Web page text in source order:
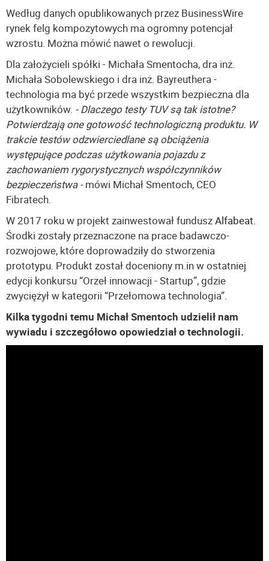
Według danych opublikowanych przez BusinessWire
rynek felg kompozytowych ma ogromny potencjał
wzrostu. Można mówić nawet o rewolucji.
Dla założycieli spółki - Michała Smentocha, dra inż.
Michała Sobolewskiego i dra inż. Bayreuthera -
technologia ma być przede wszystkim bezpieczna dla
użytkowników. - Dlaczego testy TUV są tak istotne?
Potwierdzają one gotowość technologiczną produktu. W
trakcie testów odzwierciedlane są obciążenia
występujące podczas użytkowania pojazdu z
zachowaniem rygorystycznych współczynników
bezpieczeństwa -mówi Michał Smentoch, CEO
Fibratech.
W 2017 roku w projekt zainwestował funduszAlfabeat.
Środki zostały przeznaczone na prace badawczo-
rozwojowe, które doprowadziły do stworzenia
prototypu. Produkt został doceniony m.in w ostatniej
edycji konkursu “Orzeł innowacji - Startup”, gdzie
zwyciężył w kategorii “Przełomowa technologia”.
Kilka tygodni temu Michał Smentoch udzielił nam
wywiadu i szczegółowo opowiedział o technologii.